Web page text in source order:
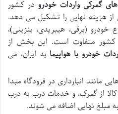
گمرکی واردات خودرو در کشور
هزینه نهایی را تشکیل می دهد.
خودرو (برقی، هیبریدی، بنزینی)،
کشور متفاوت است. این بخش از
خودرو با هواپیما به ایران، می
مانند انبارداری در فرودگاه مبدا
از گمرک، و خدمات درب به درب
مبلغ نهایی اضافه می شوند.